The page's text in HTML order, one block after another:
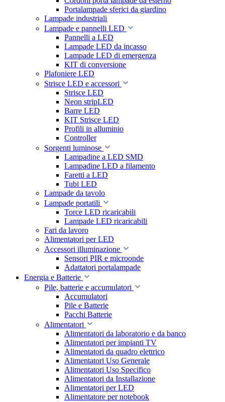
Portalampade sferici da giardino
Lampade industriali
Lampade e pannelli LED
Pannelli a LED
Lampade LED da incasso
Lampade LED di emergenza
KIT di conversione
Plafoniere LED
Strisce LED e accessori
Strisce LED
Neon stripLED
Barre LED
KIT Strisce LED
Profili in alluminio
Controller
Sorgenti luminose
Lampadine a LED SMD
Lampadine LED a filamento
Faretti a LED
Tubi LED
Lampade da tavolo
Lampade portatili
Torce LED ricaricabili
Lampade LED ricaricabili
Fari da lavoro
Alimentatori per LED
Accessori illuminazione
Sensori PIR e microonde
Adattatori portalampade
Energia e Batterie
Pile, batterie e accumulatori
Accumulatori
Pile e Batterie
Pacchi Batterie
Alimentatori
Alimentatori da laboratorio e da banco
Alimentatori per impianti TV
Alimentatori da quadro elettrico
Alimentatori Uso Generale
Alimentatori Uso Specifico
Alimentatori da Installazione
Alimentatori per LED
Alimentatore per notebook